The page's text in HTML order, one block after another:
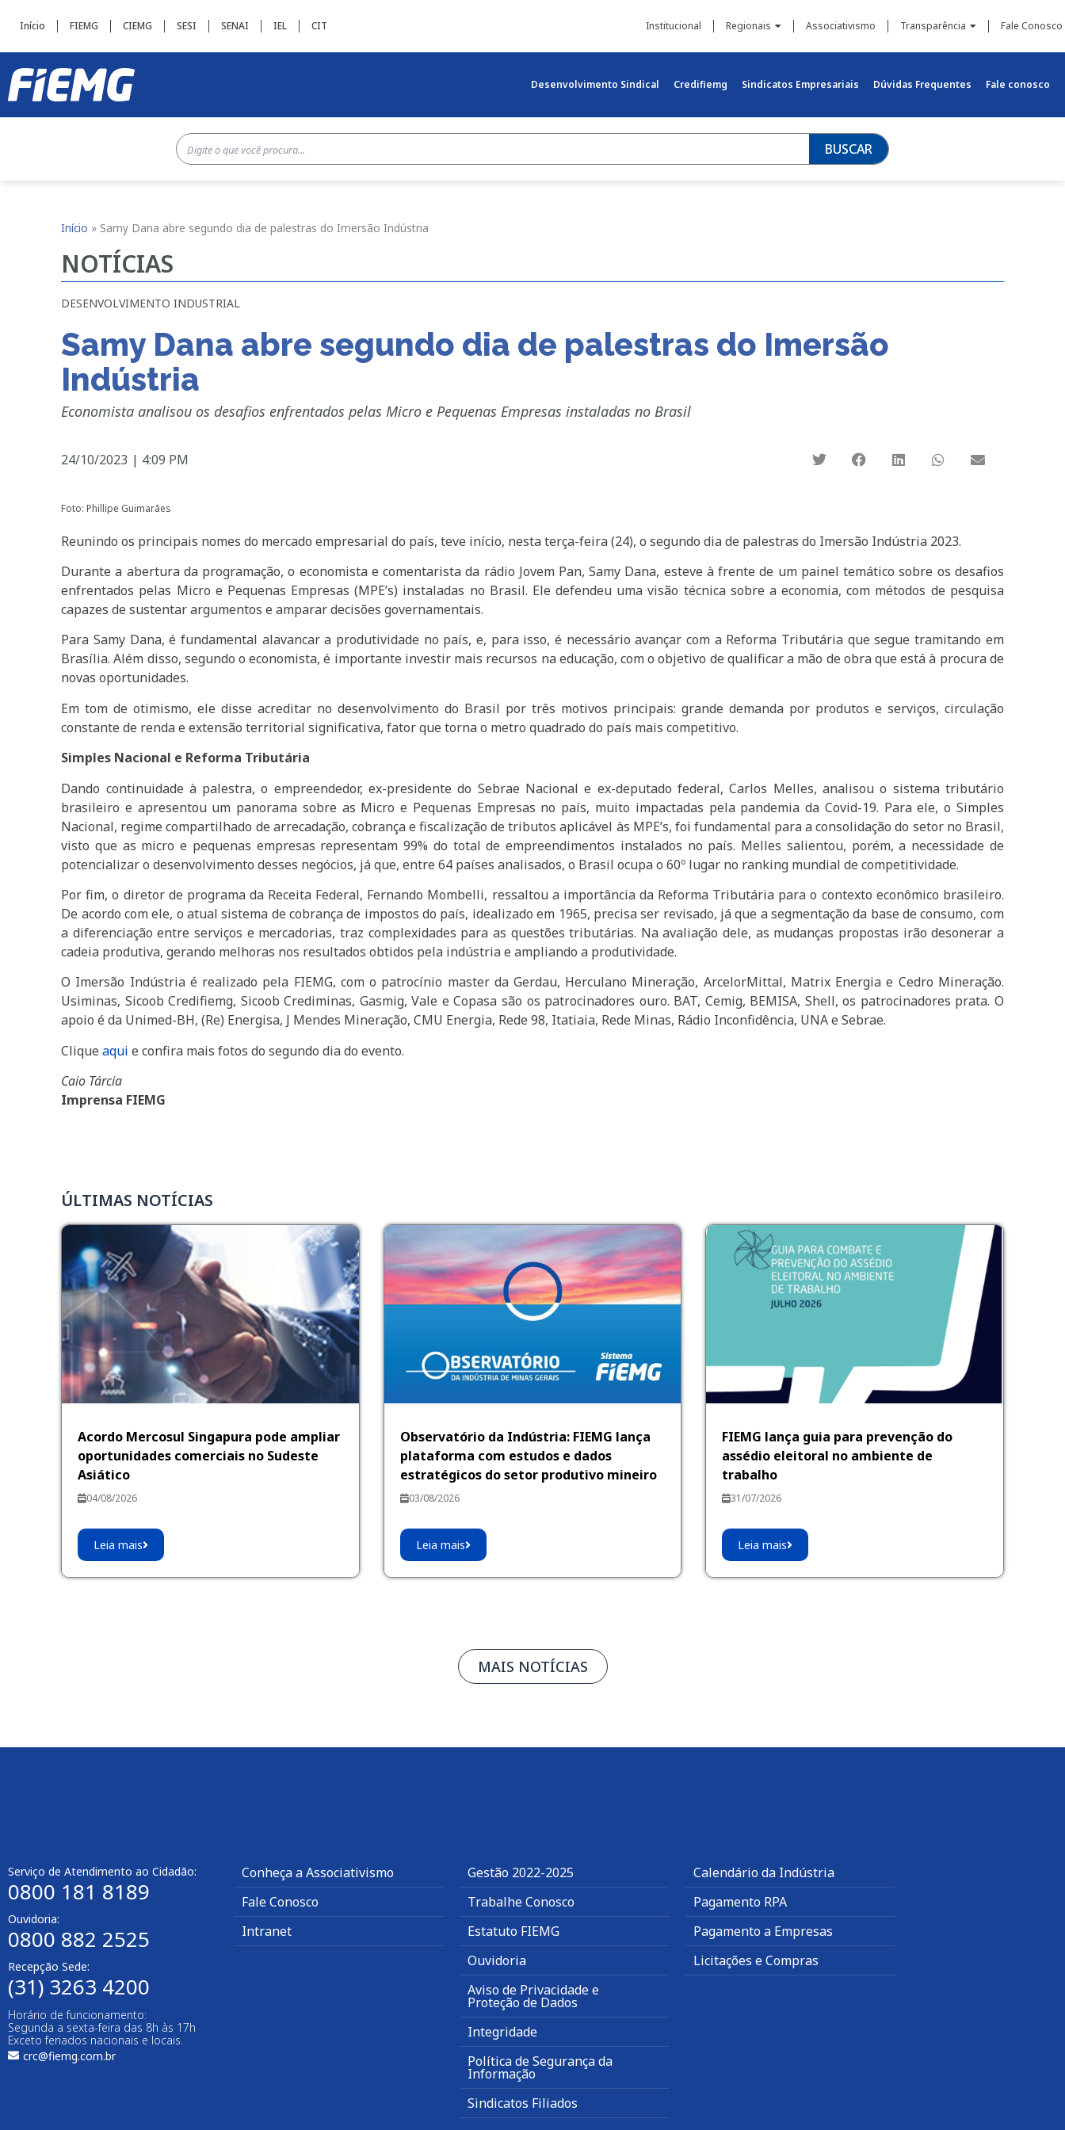
Início FIEMG CIEMG SESI SENAI IEL CIT Institucional Regionais Associativismo Transparência Fale Conosco
Desenvolvimento Sindical Credifiemg Sindicatos Empresariais Dúvidas Frequentes Fale conosco
BUSCAR
Início » Samy Dana abre segundo dia de palestras do Imersão Indústria
NOTÍCIAS
DESENVOLVIMENTO INDUSTRIAL
Samy Dana abre segundo dia de palestras do Imersão
Indústria
Economista analisou os desafios enfrentados pelas Micro e Pequenas Empresas instaladas no Brasil
24/10/2023 | 4:09 PM
Foto: Phillipe Guimarães
Reunindo os principais nomes do mercado empresarial do país, teve início, nesta terça-feira (24), o segundo dia de palestras do Imersão Indústria 2023.
Durante a abertura da programação, o economista e comentarista da rádio Jovem Pan, Samy Dana, esteve à frente de um painel temático sobre os desafios
enfrentados pelas Micro e Pequenas Empresas (MPE’s) instaladas no Brasil. Ele defendeu uma visão técnica sobre a economia, com métodos de pesquisa
capazes de sustentar argumentos e amparar decisões governamentais.
Para Samy Dana, é fundamental alavancar a produtividade no país, e, para isso, é necessário avançar com a Reforma Tributária que segue tramitando em
Brasília. Além disso, segundo o economista, é importante investir mais recursos na educação, com o objetivo de qualificar a mão de obra que está à procura de
novas oportunidades.
Em tom de otimismo, ele disse acreditar no desenvolvimento do Brasil por três motivos principais: grande demanda por produtos e serviços, circulação
constante de renda e extensão territorial significativa, fator que torna o metro quadrado do país mais competitivo.
Simples Nacional e Reforma Tributária
Dando continuidade à palestra, o empreendedor, ex-presidente do Sebrae Nacional e ex-deputado federal, Carlos Melles, analisou o sistema tributário
brasileiro e apresentou um panorama sobre as Micro e Pequenas Empresas no país, muito impactadas pela pandemia da Covid-19. Para ele, o Simples
Nacional, regime compartilhado de arrecadação, cobrança e fiscalização de tributos aplicável às MPE’s, foi fundamental para a consolidação do setor no Brasil,
visto que as micro e pequenas empresas representam 99% do total de empreendimentos instalados no país. Melles salientou, porém, a necessidade de
potencializar o desenvolvimento desses negócios, já que, entre 64 países analisados, o Brasil ocupa o 60º lugar no ranking mundial de competitividade.
Por fim, o diretor de programa da Receita Federal, Fernando Mombelli, ressaltou a importância da Reforma Tributária para o contexto econômico brasileiro.
De acordo com ele, o atual sistema de cobrança de impostos do país, idealizado em 1965, precisa ser revisado, já que a segmentação da base de consumo, com
a diferenciação entre serviços e mercadorias, traz complexidades para as questões tributárias. Na avaliação dele, as mudanças propostas irão desonerar a
cadeia produtiva, gerando melhoras nos resultados obtidos pela indústria e ampliando a produtividade.
O Imersão Indústria é realizado pela FIEMG, com o patrocínio master da Gerdau, Herculano Mineração, ArcelorMittal, Matrix Energia e Cedro Mineração.
Usiminas, Sicoob Credifiemg, Sicoob Crediminas, Gasmig, Vale e Copasa são os patrocinadores ouro. BAT, Cemig, BEMISA, Shell, os patrocinadores prata. O
apoio é da Unimed-BH, (Re) Energisa, J Mendes Mineração, CMU Energia, Rede 98, Itatiaia, Rede Minas, Rádio Inconfidência, UNA e Sebrae.
Cliqueaqui e confira mais fotos do segundo dia do evento.
Caio Tárcia
Imprensa FIEMG
ÚLTIMAS NOTÍCIAS
Acordo Mercosul Singapura pode ampliar
oportunidades comerciais no Sudeste
Asiático
04/08/2026
Leia mais
Observatório da Indústria: FIEMG lança
plataforma com estudos e dados
estratégicos do setor produtivo mineiro
03/08/2026
Leia mais
FIEMG lança guia para prevenção do
assédio eleitoral no ambiente de
trabalho
31/07/2026
Leia mais
MAIS NOTÍCIAS
Serviço de Atendimento ao Cidadão:
0800 181 8189
Ouvidoria:
0800 882 2525
Recepção Sede:
(31) 3263 4200
Horário de funcionamento:
Segunda a sexta-feira das 8h às 17h
Exceto feriados nacionais e locais.
crc@fiemg.com.br
Conheça a Associativismo
Fale Conosco
Intranet
Gestão 2022-2025
Trabalhe Conosco
Estatuto FIEMG
Ouvidoria
Aviso de Privacidade e
Proteção de Dados
Integridade
Política de Segurança da
Informação
Sindicatos Filiados
Calendário da Indústria
Pagamento RPA
Pagamento a Empresas
Licitações e Compras